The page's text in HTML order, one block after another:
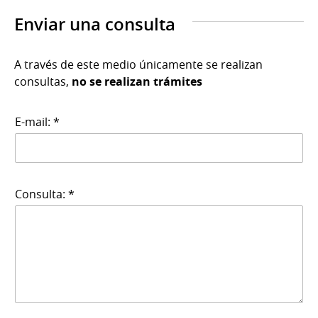
Enviar una consulta
A través de este medio únicamente se realizan
consultas, no se realizan trámites
E-mail: *
Consulta: *